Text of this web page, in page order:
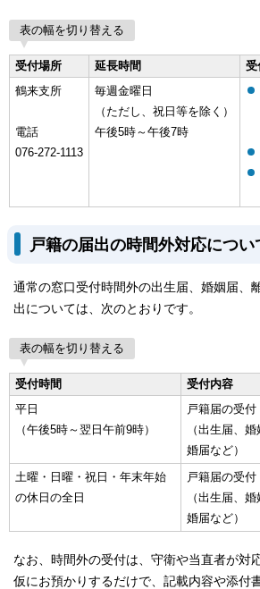
表の幅を切り替える
受付場所 延長時間
受
鶴来支所
電話
076-272-1113
毎週金曜日
（ただし、祝日等を除く）
午後5時～午後7時
戸籍の届出の時間外対応につい
通常の窓口受付時間外の出生届、婚姻届、
出については、次のとおりです。
表の幅を切り替える
受付時間 受付内容
平日
（午後5時～翌日午前9時）
戸籍届の受付
（出生届、
婚届など）
土曜・日曜・祝日・年末年始
の休日の全日
戸籍届の受付
（出生届、
婚届など）
なお、時間外の受付は、守衛や当直者が対
仮にお預かりするだけで、記載内容や添付